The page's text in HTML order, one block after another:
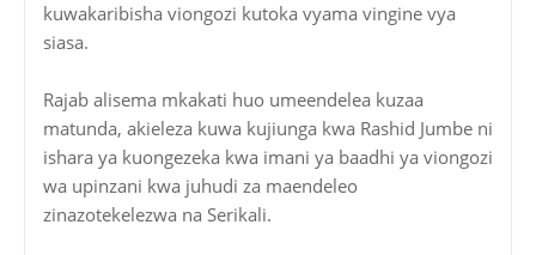
kuwakaribisha viongozi kutoka vyama vingine vya
siasa.
Rajab alisema mkakati huo umeendelea kuzaa
matunda, akieleza kuwa kujiunga kwa Rashid Jumbe ni
ishara ya kuongezeka kwa imani ya baadhi ya viongozi
wa upinzani kwa juhudi za maendeleo
zinazotekelezwa na Serikali.